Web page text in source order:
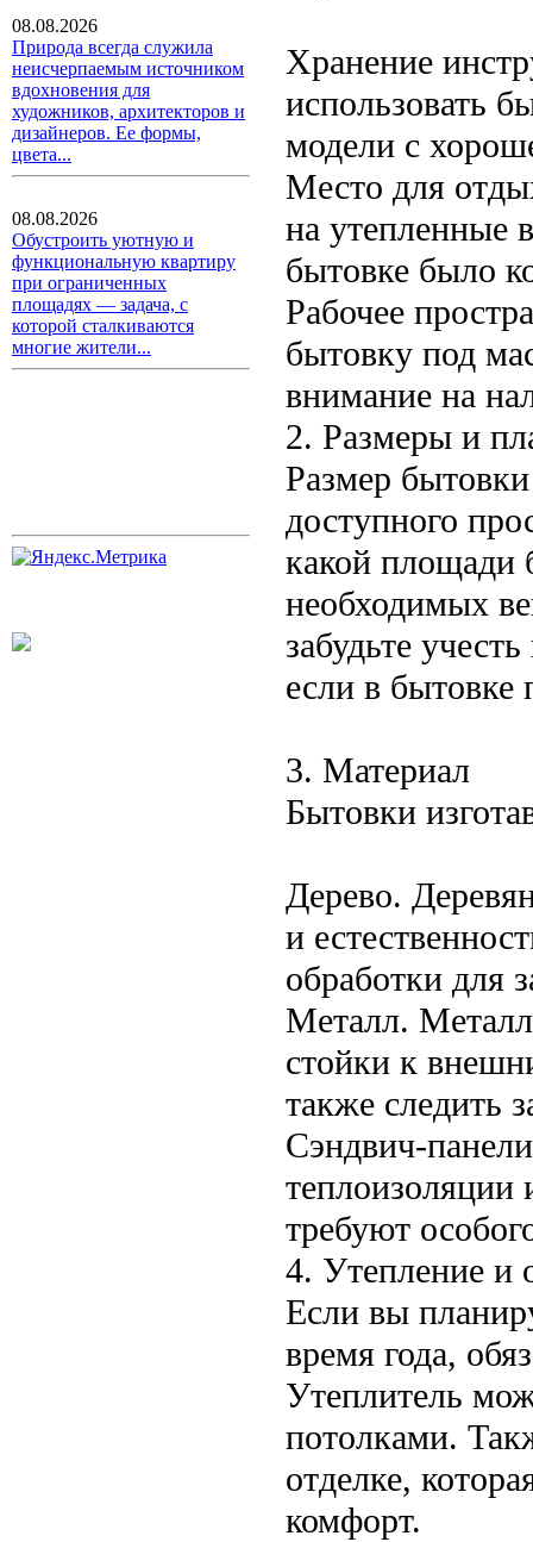
08.08.2026
Природа всегда служила
неисчерпаемым источником
вдохновения для
художников, архитекторов и
дизайнеров. Ее формы,
цвета...
08.08.2026
Обустроить уютную и
функциональную квартиру
при ограниченных
площадях — задача, с
которой сталкиваются
многие жители...
Хранение
использовать
модели с
Место для
на утепленные
бытовке было
Рабочее
бытовку под
внимание на
2. Размеры и
Размер
доступного
какой площади
необходимых
забудьте
если в бытовке
3. Материал
Бытовки
Дерево.
и
обработки для
Металл.
стойки к
также следить
Сэндвич-
теплоизоляции
требуют
4. Утепление и
Если вы
время года,
Утеплитель
потолками.
отделке,
комфорт.